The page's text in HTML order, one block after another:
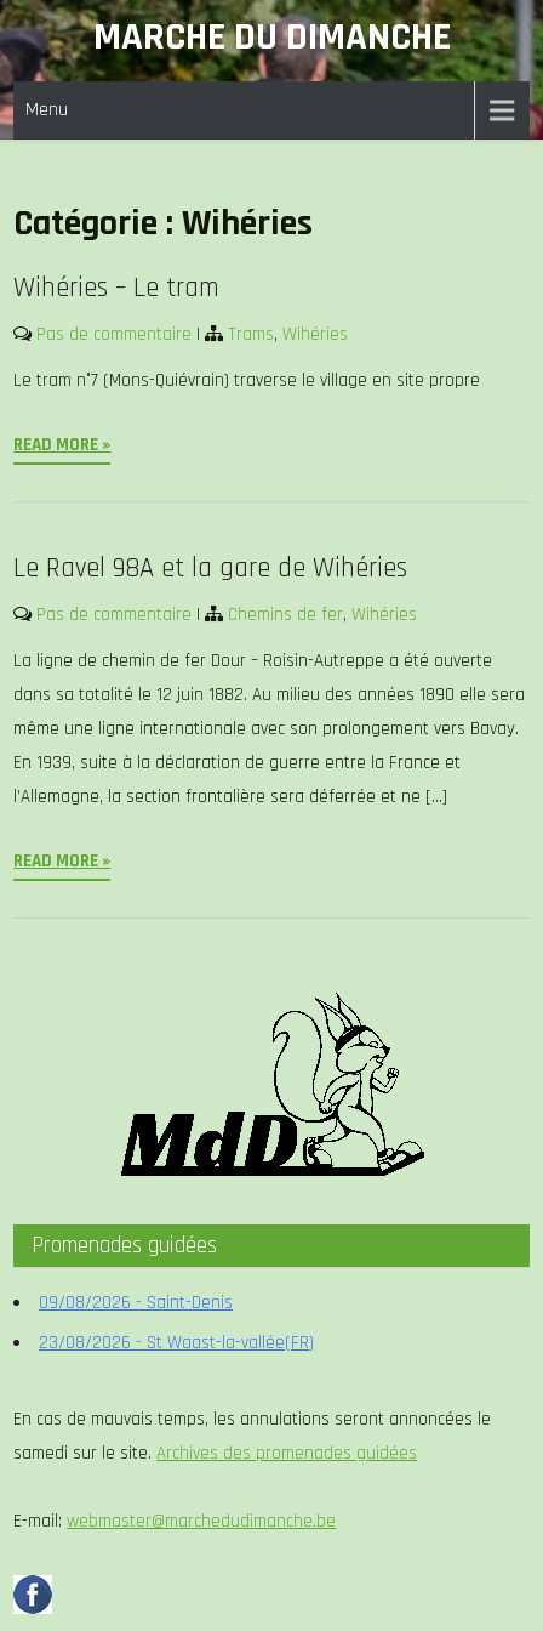
Skip
to
content
MARCHE DU DIMANCHE
Menu
Catégorie :Wihéries
Wihéries – Le tram
Pas de commentaire | Trams,Wihéries
Le tram n°7 (Mons-Quiévrain) traverse le village en site propre
READ MORE »
Le Ravel 98A et la gare de Wihéries
Pas de commentaire | Chemins de fer,Wihéries
La ligne de chemin de fer Dour – Roisin-Autreppe a été ouverte
dans sa totalité le 12 juin 1882. Au milieu des années 1890 elle sera
même une ligne internationale avec son prolongement vers Bavay.
En 1939, suite à la déclaration de guerre entre la France et
l’Allemagne, la section frontalière sera déferrée et ne […]
READ MORE »
Promenades guidées
09/08/2026 - Saint-Denis
23/08/2026 - St Waast-la-vallée(FR)
En cas de mauvais temps, les annulations seront annoncées le
samedi sur le site.Archives des promenades guidées
E-mail:webmaster@marchedudimanche.be